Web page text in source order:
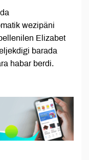
wezipäni
Elizabet
barada
habar berdi.